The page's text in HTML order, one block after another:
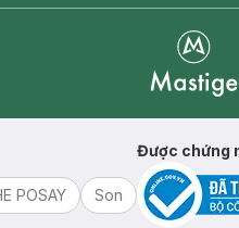
POSAY
Son
Được chứng